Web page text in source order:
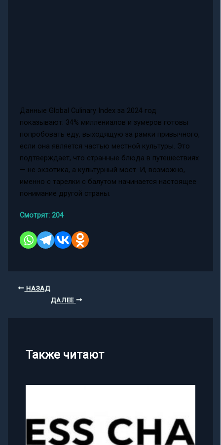
Данные Global Culinary Index за 2024 год
показывают: 34% миллениалов и зумеров готовы
попробовать еду, выходящую за рамки привычного,
если она является частью местной культуры. Это
подтверждает, что странные блюда в путешествиях
— не экзотика, а культурный мост. И, возможно,
именно с тарелки с балутом начинается настоящее
понимание другой страны.
Смотрят: 204
НАЗАД
ДАЛЕЕ
Также читают